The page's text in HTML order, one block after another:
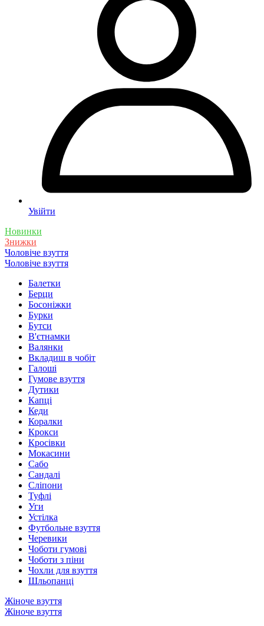
Увійти
Новинки
Знижки
Чоловіче взуття
Чоловіче взуття
Балетки
Берци
Босоніжки
Бурки
Бутси
В'єтнамки
Валянки
Вкладиш в чобіт
Галоші
Гумове взуття
Дутики
Капці
Кеди
Коралки
Крокси
Кросівки
Мокасини
Сабо
Сандалі
Сліпони
Туфлі
Уги
Устілка
Футбольне взуття
Черевики
Чоботи гумові
Чоботи з піни
Чохли для взуття
Шльопанці
Жіноче взуття
Жіноче взуття